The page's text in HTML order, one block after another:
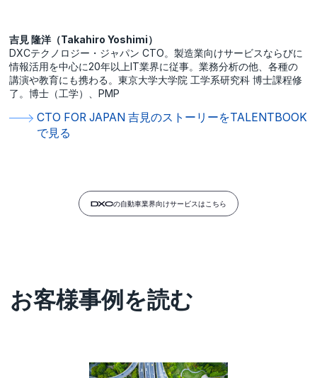
吉見 隆洋（Takahiro Yoshimi）
DXCテクノロジー・ジャパン CTO。製造業向けサービスならびに
情報活用を中心に20年以上IT業界に従事。業務分析の他、各種の
講演や教育にも携わる。東京大学大学院 工学系研究科 博士課程修
了。博士（工学）、PMP
CTO FOR JAPAN 吉見のストーリーをTALENTBOOK
で見る
DXCの自動車業界向けサービスはこちら
お客様事例を読む